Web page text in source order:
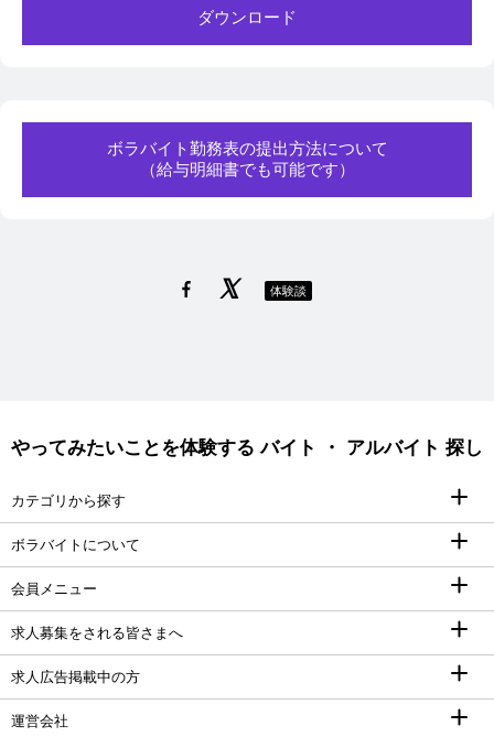
ダウンロード
ボラバイト勤務表の提出方法について
（給与明細書でも可能です）
体験談
やってみたいことを体験する バイト ・ アルバイト 探し
カテゴリから探す
ボラバイトについて
会員メニュー
求人募集をされる皆さまへ
求人広告掲載中の方
運営会社